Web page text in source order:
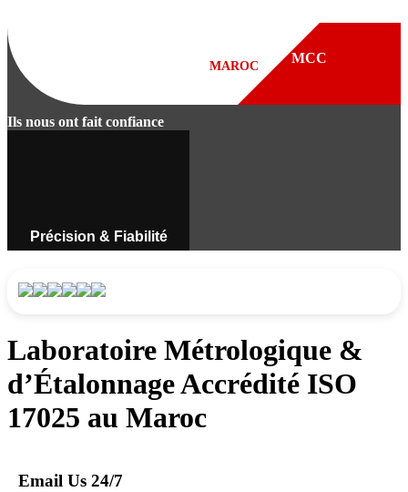
Ils nous ont fait confiance
Précision & Fiabilité
professionnels au Maroc.
Laboratoire Métrologique &
d’Étalonnage Accrédité ISO
17025 au Maroc
Email Us 24/7